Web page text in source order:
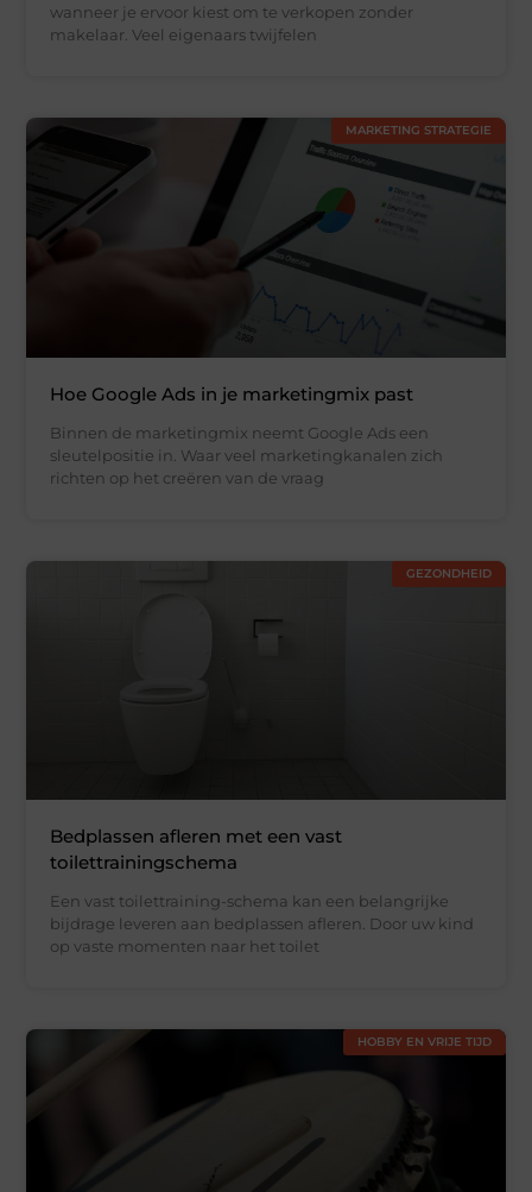
wanneer je ervoor kiest om te verkopen zonder
makelaar. Veel eigenaars twijfelen
MARKETING STRATEGIE
Hoe Google Ads in je marketingmix past
Binnen de marketingmix neemt Google Ads een
sleutelpositie in. Waar veel marketingkanalen zich
richten op het creëren van de vraag
GEZONDHEID
Bedplassen afleren met een vast
toilettrainingschema
Een vast toilettraining-schema kan een belangrijke
bijdrage leveren aan bedplassen afleren. Door uw kind
op vaste momenten naar het toilet
HOBBY EN VRIJE TIJD